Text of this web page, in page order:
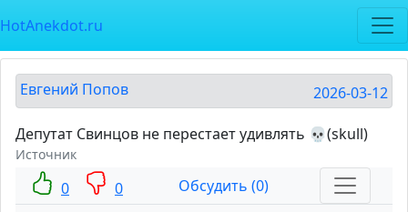
HotAnekdot.ru
Евгений Попов 2026-03-12
Депутат Свинцов не перестает удивлять 💀(skull)
Источник
0 0
Обсудить (0)